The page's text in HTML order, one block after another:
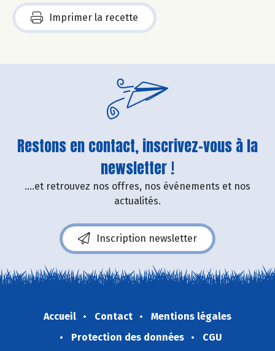
Imprimer la recette
Restons en contact, inscrivez-vous à la
newsletter !
....et retrouvez nos offres, nos événements et nos
actualités.
Inscription newsletter
Accueil Contact
Mentions légales
Protection des données
CGU